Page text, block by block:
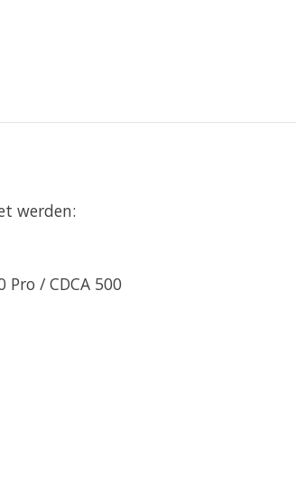
werden:
Pro / CDCA 500